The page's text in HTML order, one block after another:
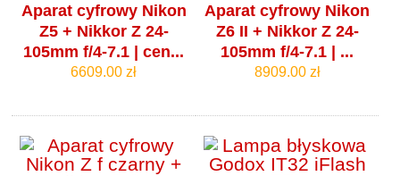
Aparat cyfrowy Nikon
Z5 + Nikkor Z 24-
105mm f/4‑7.1 | cen...
6609.00 zł
Aparat cyfrowy Nikon
Z6 II + Nikkor Z 24-
105mm f/4‑7.1 | ...
8909.00 zł